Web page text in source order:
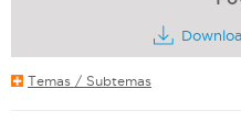
Temas / Subtemas